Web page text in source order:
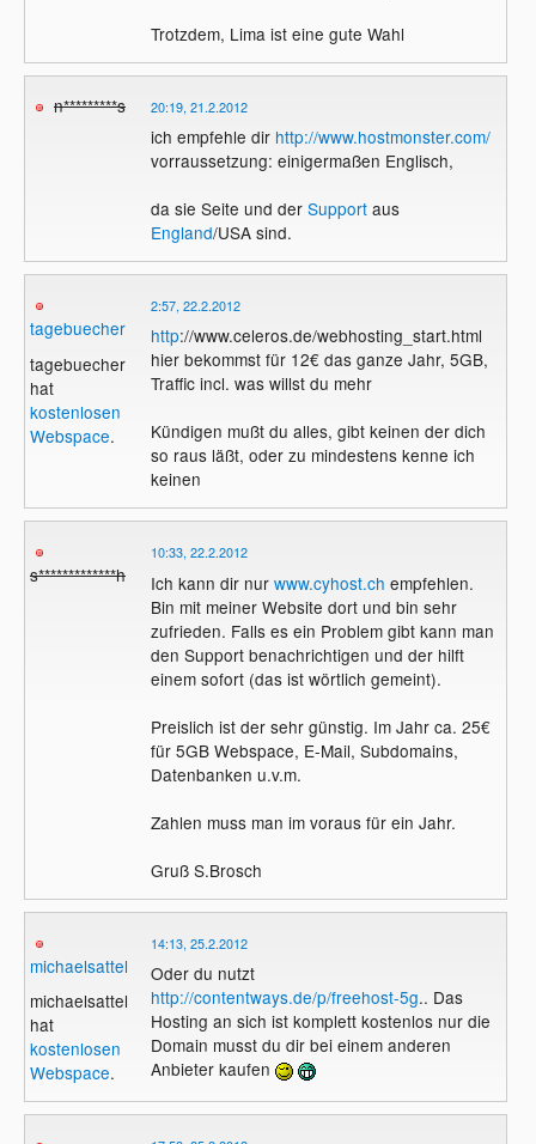
Trotzdem, Lima ist eine gute Wahl
n*********s 20:19, 21.2.2012
ich empfehle dir http://www.hostmonster.com/
vorraussetzung: einigermaßen Englisch,
da sie Seite und der Supportaus
England/USA sind.
tagebuecher
tagebuecher
hat
kostenlosen
Webspace.
2:57, 22.2.2012
http://www.celeros.de/webhosting_start.html
hier bekommst für 12€ das ganze Jahr, 5GB,
Traffic incl. was willst du mehr
Kündigen mußt du alles, gibt keinen der dich
so raus läßt, oder zu mindestens kenne ich
keinen
s*************h
10:33, 22.2.2012
Ich kann dir nur www.cyhost.ch empfehlen.
Bin mit meiner Website dort und bin sehr
zufrieden. Falls es ein Problem gibt kann man
den Support benachrichtigen und der hilft
einem sofort (das ist wörtlich gemeint).
Preislich ist der sehr günstig. Im Jahr ca. 25€
für 5GB Webspace, E-Mail, Subdomains,
Datenbanken u.v.m.
Zahlen muss man im voraus für ein Jahr.
Gruß S.Brosch
michaelsattel
michaelsattel
hat
kostenlosen
Webspace.
14:13, 25.2.2012
Oder du nutzt
http://contentways.de/p/freehost-5g.. Das
Hosting an sich ist komplett kostenlos nur die
Domain musst du dir bei einem anderen
Anbieter kaufen